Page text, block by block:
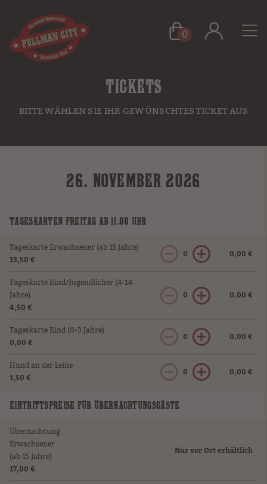
0
TICKETS
BITTE WÄHLEN SIE IHR GEWÜNSCHTES TICKET AUS
26. NOVEMBER 2026
TAGESKARTEN FREITAG AB 11.00 UHR
Tageskarte Erwachsener (ab 15 Jahre)
13,50 €
0 0,00 €
Tageskarte Kind/Jugendlicher (4-14
Jahre)
4,50 €
0 0,00 €
Tageskarte Kind (0-3 Jahre)
0,00 €
0 0,00 €
Hund an der Leine
1,50 €
0 0,00 €
EINTRITTSPREISE FÜR ÜBERNACHTUNGSGÄSTE
Übernachtung
Erwachsener
(ab 15 Jahre)
17,00 €
Nur vor Ort erhältlich